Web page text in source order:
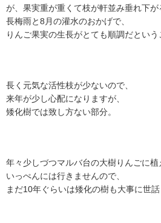
が、果実重が重くて枝が軒並み垂れ下が
長梅雨と8月の灌水のおかげで、
りんご果実の生長がとても順調だという
長く元気な活性枝が少ないので、
来年が少し心配になりますが、
矮化樹では致し方ない部分。
年々少しづつマルバ台の大樹りんごに植
いっぺんには行きませんので、
まだ10年ぐらいは矮化の樹も大事に世話